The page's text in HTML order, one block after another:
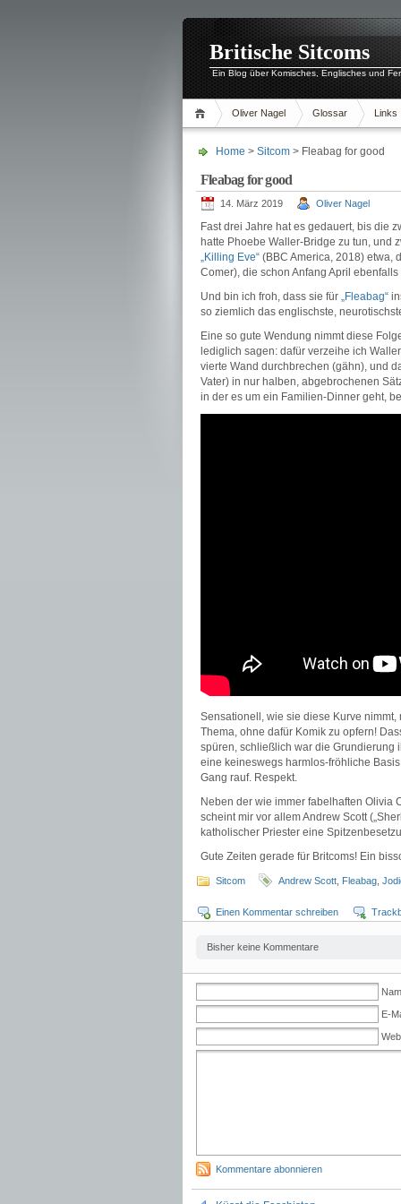
Britische Sitcoms
Ein Blog über Komisches, Englisches und
Oliver Nagel Glossar Links
Home > Sitcom > Fleabag for good
Fleabag for good
14. März 2019 Oliver Nagel
Fast drei Jahre hat es gedauert, bis die
hatte Phoebe Waller-Bridge zu tun, und
„Killing Eve“ (BBC America, 2018) etwa,
Comer), die schon Anfang April
Und bin ich froh, dass sie für „Fleabag“
so ziemlich das englischste,
Eine so gute Wendung nimmt diese
lediglich sagen: dafür verzeihe ich
vierte Wand durchbrechen (gähn), und
Vater) in nur halben, abgebrochenen
in der es um ein Familien-Dinner geht,
Sensationell, wie sie diese Kurve
Thema, ohne dafür Komik zu opfern!
spüren, schließlich war die Grundierung
eine keineswegs harmlos-fröhliche
Gang rauf. Respekt.
Neben der wie immer fabelhaften Olivia
scheint mir vor allem Andrew Scott
katholischer Priester eine
Gute Zeiten gerade für Britcoms! Ein
Sitcom Andrew Scott Fleabag
Einen Kommentar schreiben
Bisher keine Kommentare
E-
Kommentare abonnieren